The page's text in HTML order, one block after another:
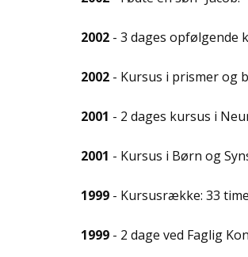
2002 - 3 dages opfølgende
2002 - Kursus i prismer og
2001 - 2 dages kursus i
2001 - Kursus i Børn og
1999 - Kursusrække: 33
1999 - 2 dage ved Faglig